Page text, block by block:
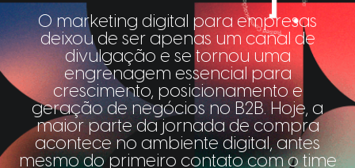
O marketing digital para empresas
deixou de ser apenas um canal de
divulgação e se tornou uma
engrenagem essencial para
crescimento, posicionamento e
geração de negócios no B2B. Hoje, a
maior parte da jornada de compra
acontece no ambiente digital, antes
mesmo do primeiro contato com o time